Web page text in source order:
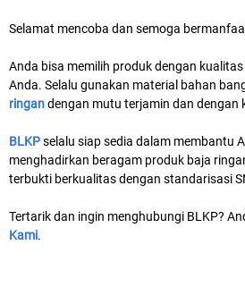
Selamat mencoba dan semoga
Anda bisa memilih produk dengan
Anda. Selalu gunakan material bahan
ringandengan mutu terjamin dan dengan
BLKPselalu siap sedia dalam membantu
menghadirkan beragam produk baja
terbukti berkualitas dengan standarisasi
Tertarik dan ingin menghubungi BLKP?
Kami.